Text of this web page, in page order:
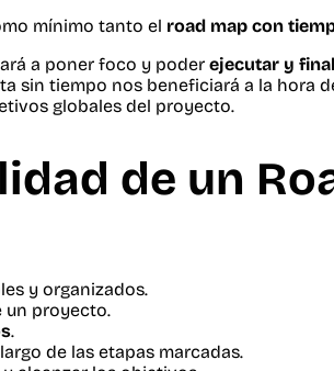
mínimo tanto el road map con
a poner foco y poderejecutar y
sin tiempo nos beneficiará a la hora
globales del proyecto.
de un
y organizados.
un proyecto.
.
de las etapas marcadas.